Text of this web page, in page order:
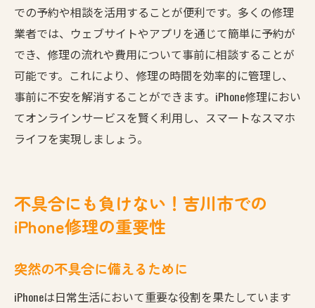
での予約や相談を活用することが便利です。多くの修理
業者では、ウェブサイトやアプリを通じて簡単に予約が
でき、修理の流れや費用について事前に相談することが
可能です。これにより、修理の時間を効率的に管理し、
事前に不安を解消することができます。iPhone修理におい
てオンラインサービスを賢く利用し、スマートなスマホ
ライフを実現しましょう。
不具合にも負けない！吉川市での
iPhone修理の重要性
突然の不具合に備えるために
iPhoneは日常生活において重要な役割を果たしています